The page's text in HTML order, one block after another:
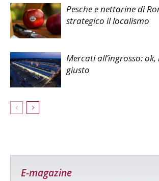
Pesche e nettarine di
strategico il localismo
Mercati all’ingrosso: ok,
giusto
E-magazine